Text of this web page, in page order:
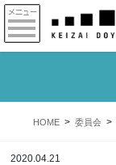
HOME 委員会
2020.04.21